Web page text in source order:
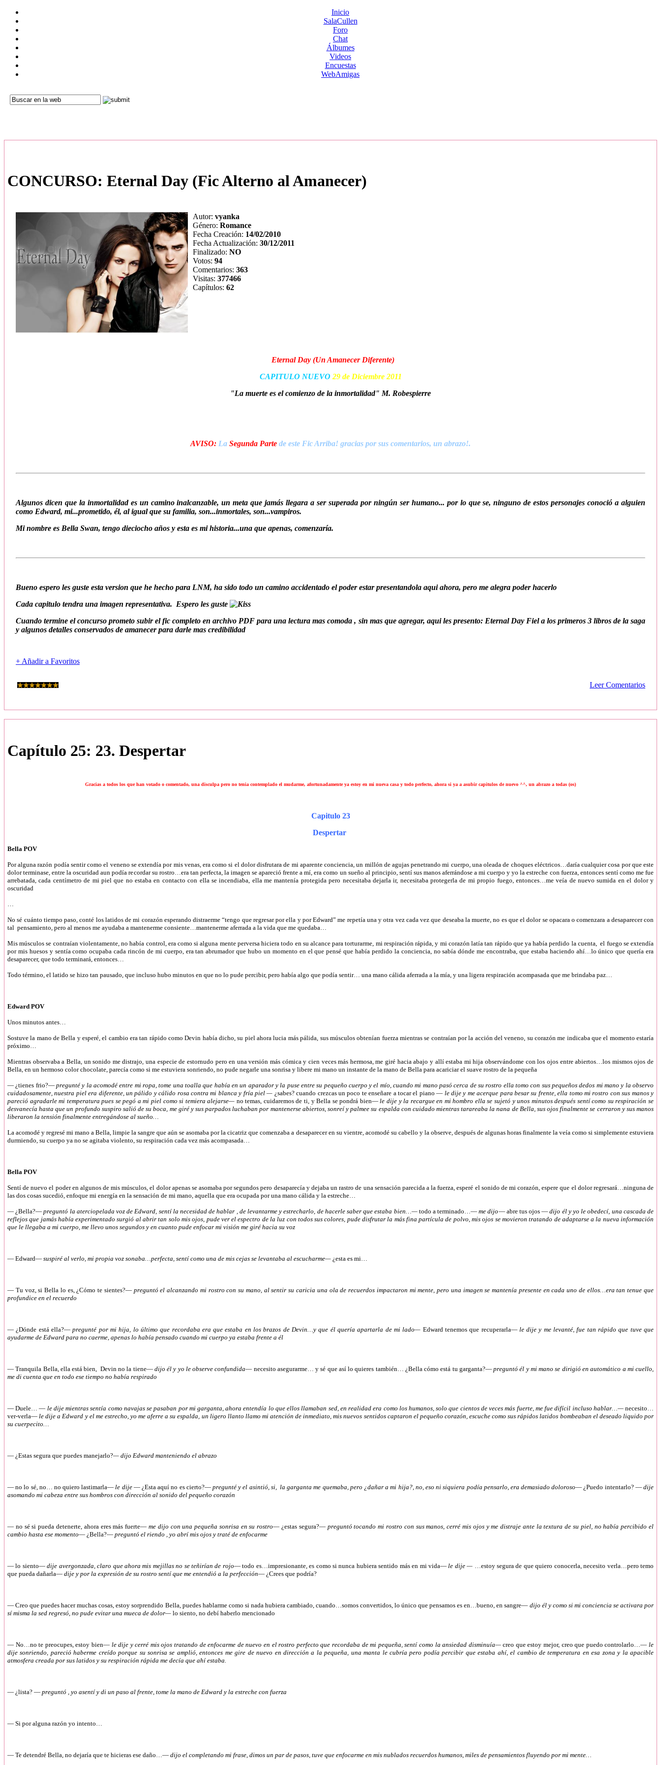
Inicio
SalaCullen
Foro
Chat
Álbumes
Videos
Encuestas
WebAmigas
CONCURSO: Eternal Day (Fic Alterno al Amanecer)
Autor: vyanka
Género: Romance
Fecha Creación: 14/02/2010
Fecha Actualización: 30/12/2011
Finalizado: NO
Votos: 94
Comentarios: 363
Visitas: 377466
Capítulos: 62
Eternal Day (Un Amanecer Diferente)
CAPITULO NUEVO 29 de Diciembre 2011
"La muerte es el comienzo de la inmortalidad" M. Robespierre
AVISO: La Segunda Parte de este Fic Arriba! gracias por sus comentarios, un abrazo!.
Algunos dicen que la inmortalidad es un camino inalcanzable, un meta que jamás llegara a ser superada por ningún ser humano... por lo que se, ninguno de estos personajes conoció a alguien
como Edward, mi...prometido, él, al igual que su familia, son...inmortales, son...vampiros.
Mi nombre es Bella Swan, tengo dieciocho años y esta es mi historia...una que apenas, comenzaría.
Bueno espero les guste esta version que he hecho para LNM, ha sido todo un camino accidentado el poder estar presentandola aqui ahora, pero me alegra poder hacerlo
Cada capitulo tendra una imagen representativa. Espero les guste
Cuando termine el concurso prometo subir el fic completo en archivo PDF para una lectura mas comoda , sin mas que agregar, aqui les presento: Eternal Day Fiel a los primeros 3 libros de la saga
y algunos detalles conservados de amanecer para darle mas credibilidad
+ Añadir a Favoritos
Leer Comentarios
Capítulo 25: 23. Despertar
Gracias a todos los que han votado o comentado, una disculpa pero no tenia contemplado el mudarme, afortunadamente ya estoy en mi nueva casa y todo perfecto, ahora si ya a asubir capitulos de nuevo ^^, un abrazo a todas (os)
Capitulo 23
Despertar
Bella POV
Por alguna razón podía sentir como el veneno se extendía por mis venas, era como si el dolor disfrutara de mi aparente conciencia, un millón de agujas penetrando mi cuerpo, una oleada de choques eléctricos…daría cualquier cosa por que este
dolor terminase, entre la oscuridad aun podía recordar su rostro…era tan perfecta, la imagen se apareció frente a mí, era como un sueño al principio, sentí sus manos aferrándose a mi cuerpo y yo la estreche con fuerza, entonces sentí como me fue
arrebatada, cada centímetro de mi piel que no estaba en contacto con ella se incendiaba, ella me mantenía protegida pero necesitaba dejarla ir, necesitaba protegerla de mi propio fuego, entonces…me veía de nuevo sumida en el dolor y
oscuridad
…
No sé cuánto tiempo paso, conté los latidos de mi corazón esperando distraerme “tengo que regresar por ella y por Edward” me repetía una y otra vez cada vez que deseaba la muerte, no es que el dolor se opacara o comenzara a desaparecer con
tal pensamiento, pero al menos me ayudaba a mantenerme consiente…mantenerme aferrada a la vida que me quedaba…
Mis músculos se contraían violentamente, no había control, era como si alguna mente perversa hiciera todo en su alcance para torturarme, mi respiración rápida, y mi corazón latía tan rápido que ya había perdido la cuenta, el fuego se extendía
por mis huesos y sentía como ocupaba cada rincón de mi cuerpo, era tan abrumador que hubo un momento en el que pensé que había perdido la conciencia, no sabía dónde me encontraba, que estaba haciendo ahí…lo único que quería era
desaparecer, que todo terminará, entonces…
Todo término, el latido se hizo tan pausado, que incluso hubo minutos en que no lo pude percibir, pero había algo que podía sentir… una mano cálida aferrada a la mía, y una ligera respiración acompasada que me brindaba paz…
Edward POV
Unos minutos antes…
Sostuve la mano de Bella y esperé, el cambio era tan rápido como Devin había dicho, su piel ahora lucia más pálida, sus músculos obtenían fuerza mientras se contraían por la acción del veneno, su corazón me indicaba que el momento estaría
próximo…
Mientras observaba a Bella, un sonido me distrajo, una especie de estornudo pero en una versión más cómica y cien veces más hermosa, me giré hacia abajo y allí estaba mi hija observándome con los ojos entre abiertos…los mismos ojos de
Bella, en un hermoso color chocolate, parecía como si me estuviera sonriendo, no pude negarle una sonrisa y libere mi mano un instante de la mano de Bella para acariciar el suave rostro de la pequeña
— ¿tienes frio?— pregunté y la acomodé entre mi ropa, tome una toalla que había en un aparador y la puse entre su pequeño cuerpo y el mío, cuando mi mano pasó cerca de su rostro ella tomo con sus pequeños dedos mi mano y la observo
cuidadosamente, nuestra piel era diferente, un pálido y cálido rosa contra mi blanca y fría piel — ¿sabes? cuando crezcas un poco te enseñare a tocar el piano — le dije y me acerque para besar su frente, ella tomo mi rostro con sus manos y
pareció agradarle mi temperatura pues se pegó a mi piel como si temiera alejarse— no temas, cuidaremos de ti, y Bella se pondrá bien—le dije y la recargue en mi hombro ella se sujetó y unos minutos después sentí como su respiración se
desvanecía hasta que un profundo suspiro salió de su boca, me giré y sus parpados luchaban por mantenerse abiertos, sonreí y palmee su espalda con cuidado mientras tarareaba la nana de Bella, sus ojos finalmente se cerraron y sus manos
liberaron la tensión finalmente entregándose al sueño…
La acomodé y regresé mi mano a Bella, limpie la sangre que aún se asomaba por la cicatriz que comenzaba a desaparecer en su vientre, acomodé su cabello y la observe, después de algunas horas finalmente la veía como si simplemente estuviera
durmiendo, su cuerpo ya no se agitaba violento, su respiración cada vez más acompasada…
Bella POV
Sentí de nuevo el poder en algunos de mis músculos, el dolor apenas se asomaba por segundos pero desaparecía y dejaba un rastro de una sensación parecida a la fuerza, esperé el sonido de mi corazón, espere que el dolor regresará…ninguna de
las dos cosas sucedió, enfoque mi energía en la sensación de mi mano, aquella que era ocupada por una mano cálida y la estreche…
— ¿Bella?—preguntó la aterciopelada voz de Edward, sentí la necesidad de hablar , de levantarme y estrecharlo, de hacerle saber que estaba bien…—todo a terminado…— me dijo— abre tus ojos — dijo él y yo le obedecí, una cascada de
reflejos que jamás había experimentado surgió al abrir tan solo mis ojos, pude ver el espectro de la luz con todos sus colores, pude disfrutar la más fina partícula de polvo, mis ojos se movieron tratando de adaptarse a la nueva información
que le llegaba a mi cuerpo, me llevo unos segundos y en cuanto pude enfocar mi visión me giré hacia su voz
— Edward— suspiré al verlo, mi propia voz sonaba…perfecta, sentí como una de mis cejas se levantaba al escucharme— ¿esta es mi…
— Tu voz, si Bella lo es, ¿Cómo te sientes?— preguntó el alcanzando mi rostro con su mano, al sentir su caricia una ola de recuerdos impactaron mi mente, pero una imagen se mantenía presente en cada uno de ellos…era tan tenue que
profundice en el recuerdo
— ¿Dónde está ella?—pregunté por mi hija, lo último que recordaba era que estaba en los brazos de Devin…y que él quería apartarla de mi lado— Edward tenemos que recuperarla— le dije y me levanté, fue tan rápido que tuve que
ayudarme de Edward para no caerme, apenas lo había pensado cuando mi cuerpo ya estaba frente a él
— Tranquila Bella, ella está bien, Devin no la tiene—dijo él y yo le observe confundida— necesito asegurarme… y sé que así lo quieres también… ¿Bella cómo está tu garganta?—preguntó él y mi mano se dirigió en automático a mi cuello,
me di cuenta que en todo ese tiempo no había respirado
— Duele… — le dije mientras sentía como navajas se pasaban por mi garganta, ahora entendía lo que ellos llamaban sed, en realidad era como los humanos, solo que cientos de veces más fuerte, me fue difícil incluso hablar…—necesito…
ver-verla—le dije a Edward y el me estrecho, yo me aferre a su espalda, un ligero llanto llamo mi atención de inmediato, mis nuevos sentidos captaron el pequeño corazón, escuche como sus rápidos latidos bombeaban el deseado liquido por
su cuerpecito…
— ¿Estas segura que puedes manejarlo?— dijo Edward manteniendo el abrazo
— no lo sé, no… no quiero lastimarla— le dije — ¿Esta aquí no es cierto?— pregunté y el asintió, si, la garganta me quemaba, pero ¿dañar a mi hija?, no, eso ni siquiera podía pensarlo, era demasiado doloroso— ¿Puedo intentarlo? —dije
asomando mi cabeza entre sus hombros con dirección al sonido del pequeño corazón
— no sé si pueda detenerte, ahora eres más fuerte— me dijo con una pequeña sonrisa en su rostro— ¿estas segura?— preguntó tocando mi rostro con sus manos, cerré mis ojos y me distraje ante la textura de su piel, no había percibido el
cambio hasta ese momento— ¿Bella?— preguntó el riendo , yo abrí mis ojos y traté de enfocarme
— lo siento—dije avergonzada, claro que ahora mis mejillas no se teñirían de rojo— todo es…impresionante, es como si nunca hubiera sentido más en mi vida—le dije — …estoy segura de que quiero conocerla, necesito verla…pero temo
que pueda dañarla— dije y por la expresión de su rostro sentí que me entendió a la perfección— ¿Crees que podría?
— Creo que puedes hacer muchas cosas, estoy sorprendido Bella, puedes hablarme como si nada hubiera cambiado, cuando…somos convertidos, lo único que pensamos es en…bueno, en sangre— dijo él y como si mi conciencia se activara por
sí misma la sed regresó, no pude evitar una mueca de dolor— lo siento, no debí haberlo mencionado
— No…no te preocupes, estoy bien— le dije y cerré mis ojos tratando de enfocarme de nuevo en el rostro perfecto que recordaba de mi pequeña, sentí como la ansiedad disminuía—creo que estoy mejor, creo que puedo controlarlo…— le
dije sonriendo, pareció haberme creído porque su sonrisa se amplió, entonces me gire de nuevo en dirección a la pequeña, una manta le cubría pero podía percibir que estaba ahí, el cambio de temperatura en esa zona y la apacible
atmosfera creada por sus latidos y su respiración rápida me decía que ahí estaba.
— ¿lista? — preguntó , yo asentí y di un paso al frente, tome la mano de Edward y la estreche con fuerza
— Si por alguna razón yo intento…
— Te detendré Bella, no dejaría que te hicieras ese daño…— dijo el completando mi frase, dimos un par de pasos, tuve que enfocarme en mis nublados recuerdos humanos, miles de pensamientos fluyendo por mi mente…